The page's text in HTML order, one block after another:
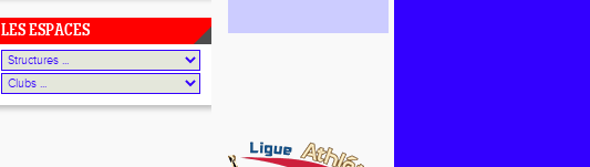
LES ESPACES